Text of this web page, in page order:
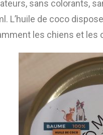
sans colorants,
de coco
les chiens et les